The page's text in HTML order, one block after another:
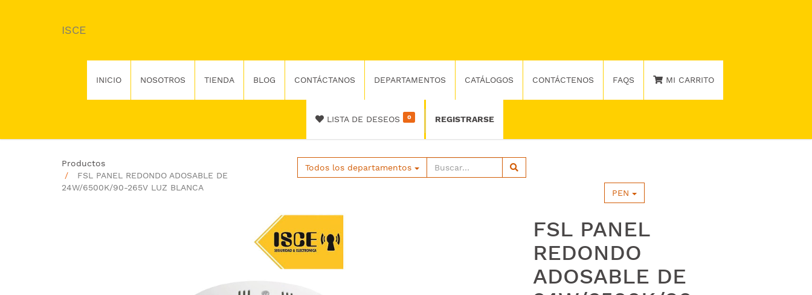
ISCE
INICIO NOSOTROS TIENDA BLOG CONTÁCTANOS DEPARTAMENTOS CATÁLOGOS CONTÁCTENOS FAQS MI CARRITO
LISTA DE DESEOS 0 REGISTRARSE
Productos
FSL PANEL REDONDO ADOSABLE DE
24W/6500K/90-265V LUZ BLANCA
Todos los departamentos
PEN
FSL PANEL
REDONDO
ADOSABLE DE